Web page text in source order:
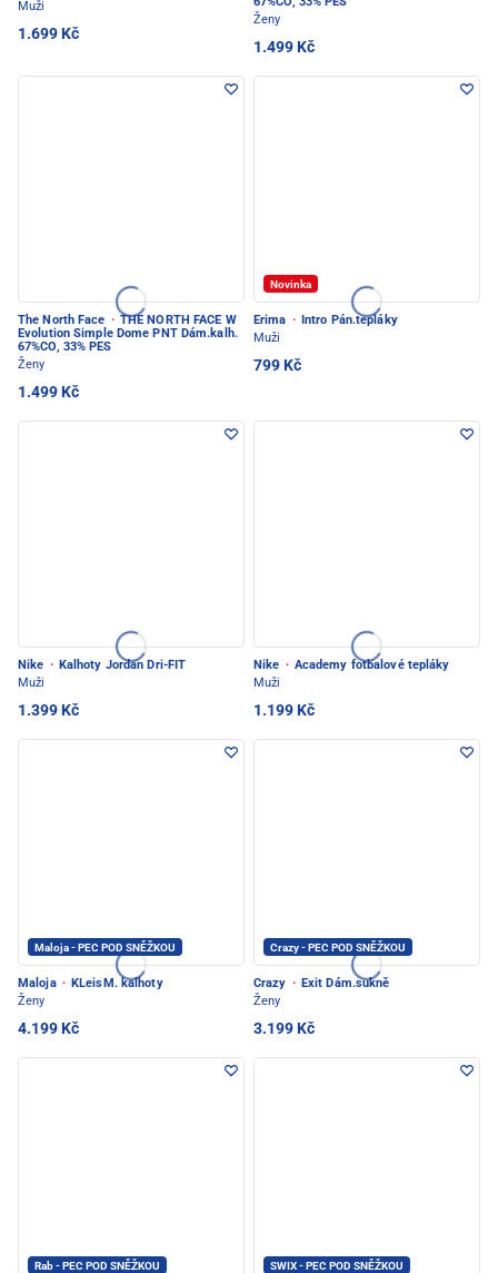
Muži
1.699 Kč
Ženy
1.499 Kč
The North Face · THE NORTH FACE W
Evolution Simple Dome PNT Dám.kalh.
67%CO, 33% PES
Ženy
1.499 Kč
Novinka
Erima ·
Intro Pán.tepláky
Muži
799 Kč
Nike · Kalhoty Jordan Dri-FIT
Muži
1.399 Kč
Nike · Academy fotbalové tepláky
Muži
1.199 Kč
Maloja - PEC POD SNĚŽKOU
Maloja · KLeisM. kalhoty
Ženy
4.199 Kč
Crazy - PEC POD SNĚŽKOU
Crazy · Exit Dám.sukně
Ženy
3.199 Kč
Rab - PEC POD SNĚŽKOU SWIX - PEC POD SNĚŽKOU